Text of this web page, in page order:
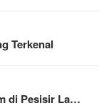
Terkenal
di Pesisir La…